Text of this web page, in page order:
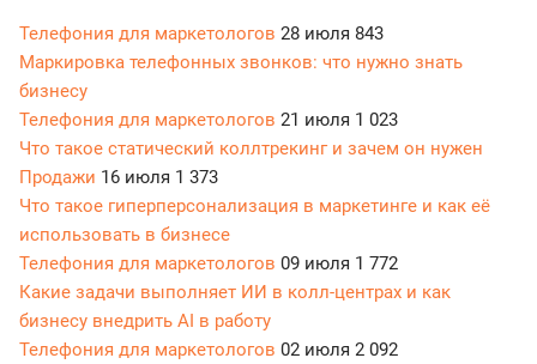
Телефония для маркетологов 28 июля 843
Маркировка телефонных звонков: что нужно знать
бизнесу
Телефония для маркетологов 21 июля 1 023
Что такое статический коллтрекинг и зачем он нужен
Продажи 16 июля 1 373
Что такое гиперперсонализация в маркетинге и как её
использовать в бизнесе
Телефония для маркетологов 09 июля 1 772
Какие задачи выполняет ИИ в колл-центрах и как
бизнесу внедрить AI в работу
Телефония для маркетологов 02 июля 2 092